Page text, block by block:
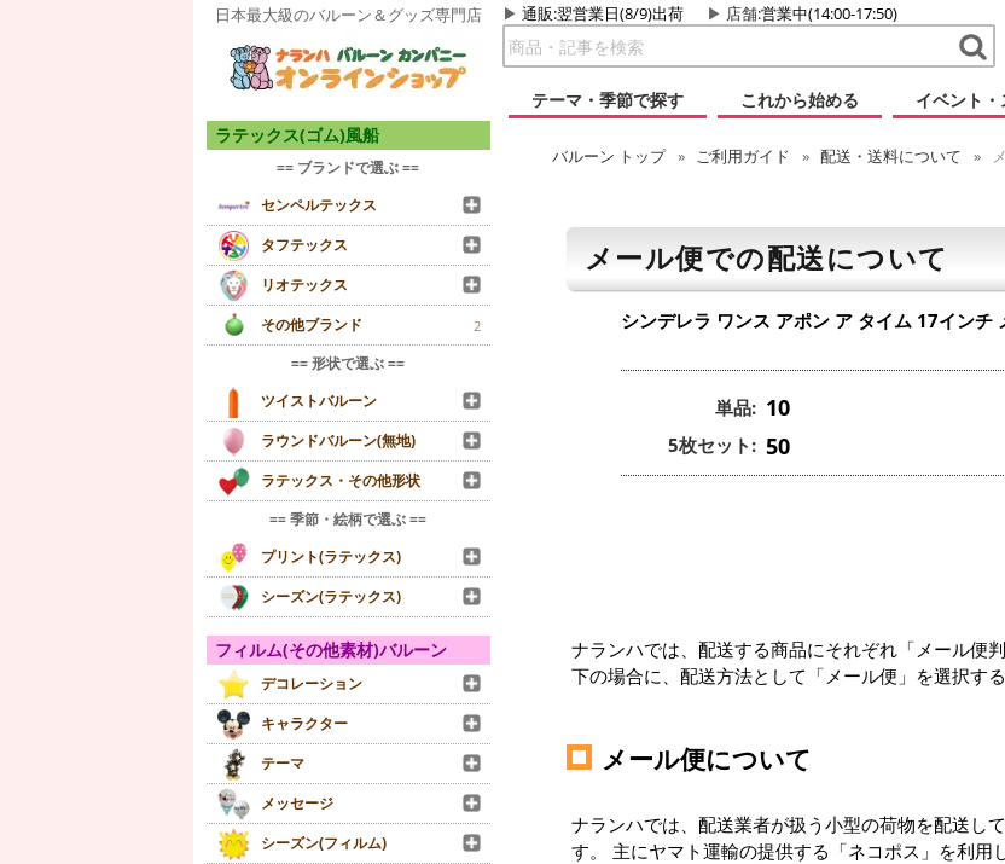
日本最大級のバルーン＆グッズ専門店 通販:翌営業日(8/9)出荷 店舗:営業中(14:00-17:50)
テーマ・季節で探す
これから始める イベント
ラテックス(ゴム)風船
== ブランドで選ぶ ==
センペルテックス
タフテックス
リオテックス
その他ブランド
2
== 形状で選ぶ ==
ツイストバルーン
ラウンドバルーン(無地)
ラテックス・その他形状
== 季節・絵柄で選ぶ ==
プリント(ラテックス)
シーズン(ラテックス)
フィルム(その他素材)バルーン
デコレーション
キャラクター
テーマ
メッセージ
シーズン(フィルム)
バルーン トップ ご利用ガイド 配送・送料について
メール便での配送について
シンデレラ ワンス アポン ア タイム 17インチ
単品: 10
5枚セット: 50
ナランハでは、配送する商品にそれぞれ「メール便
下の場合に、配送方法として「メール便」を選択する
メール便について
ナランハでは、配送業者が扱う小型の荷物を配送し
す。 主にヤマト運輸の提供する「ネコポス」を利用